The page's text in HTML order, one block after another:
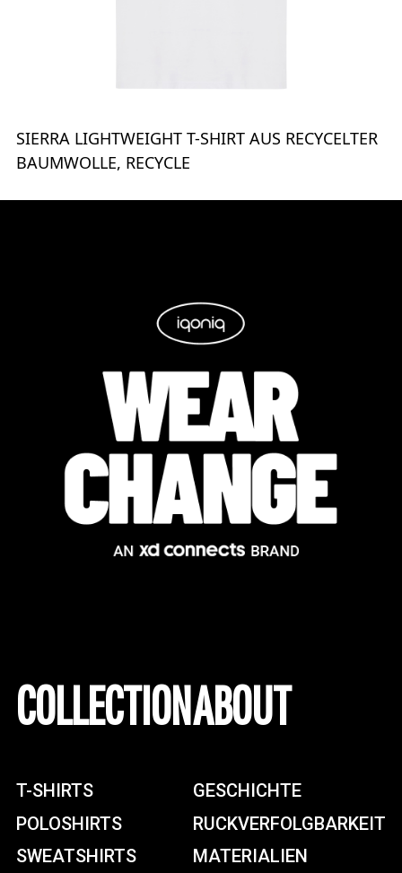
SIERRA LIGHTWEIGHT T-SHIRT AUS RECYCELTER
BAUMWOLLE, RECYCLE
COLLECTION
T-SHIRTS
POLOSHIRTS
SWEATSHIRTS
ABOUT
GESCHICHTE
RUCKVERFOLGBARKEIT
MATERIALIEN